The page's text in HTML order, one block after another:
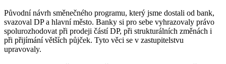
Původní návrh směnečného programu, který jsme dostali od bank,
svazoval DP a hlavní město. Banky si pro sebe vyhrazovaly právo
spolurozhodovat při prodeji částí DP, při strukturálních změnách i
při přijímání větších půjček. Tyto věci se v zastupitelstvu
upravovaly.